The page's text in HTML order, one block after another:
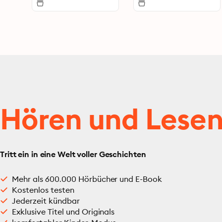
Hören und
Tritt ein in eine Welt voller Geschichten
Mehr als 600.000 Hörbücher und E-Book
Kostenlos testen
Jederzeit kündbar
Exklusive Titel und Originals